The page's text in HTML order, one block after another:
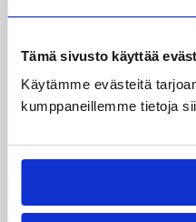
Tämä sivusto käyttää
Käytämme evästeitä
kumppaneillemme tietoja